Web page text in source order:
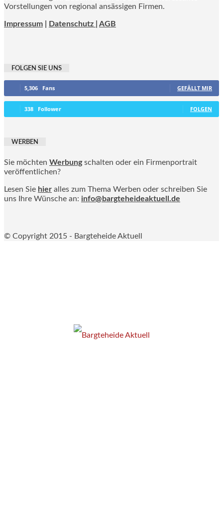
Vorstellungen von regional ansässigen Firmen.
Impressum Datenschutz | AGB
FOLGEN SIE UNS
5,306 Fans GEFÄLLT MIR
338 Follower FOLGEN
WERBEN
Sie möchten Werbung schalten oder ein Firmenportrait
veröffentlichen?
Lesen Sie hier alles zum Thema Werben oder schreiben Sie
uns Ihre Wünsche an: info@bargteheideaktuell.de
© Copyright 2015 - Bargteheide Aktuell